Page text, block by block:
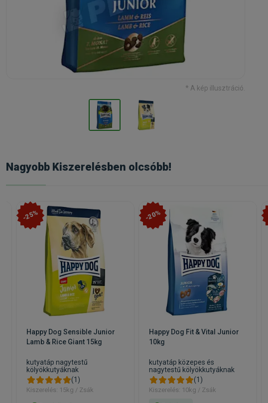
* A kép illusztráció.
Nagyobb Kiszerelésben olcsóbb!
-25%
Happy Dog Sensible Junior
Lamb & Rice Giant 15kg
kutyatáp nagytestű
kölyökkutyáknak
(1)
Kiszerelés: 15kg / Zsák
-20%
Happy Dog Fit & Vital Junior
10kg
kutyatáp közepes és
nagytestű kölyökkutyáknak
(1)
Kiszerelés: 10kg / Zsák